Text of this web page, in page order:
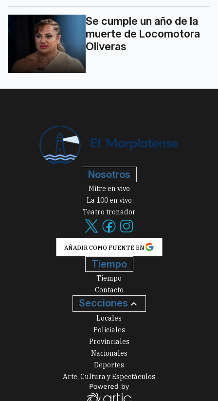
Se cumple un año de la
muerte de Locomotora
Oliveras
Nosotros
Mitre en vivo
La 100 en vivo
Teatro tronador
AÑADIR COMO FUENTE EN
Tiempo
Tiempo
Contacto
Secciones
Locales
Policiales
Provinciales
Nacionales
Deportes
Arte, Cultura y Espectáculos